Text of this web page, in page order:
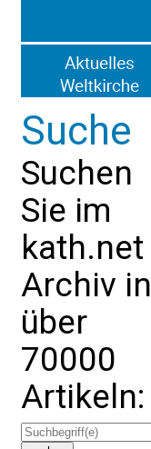
Suche
Suchen
Sie im
kath.net
Archiv in
über
70000
Artikeln: